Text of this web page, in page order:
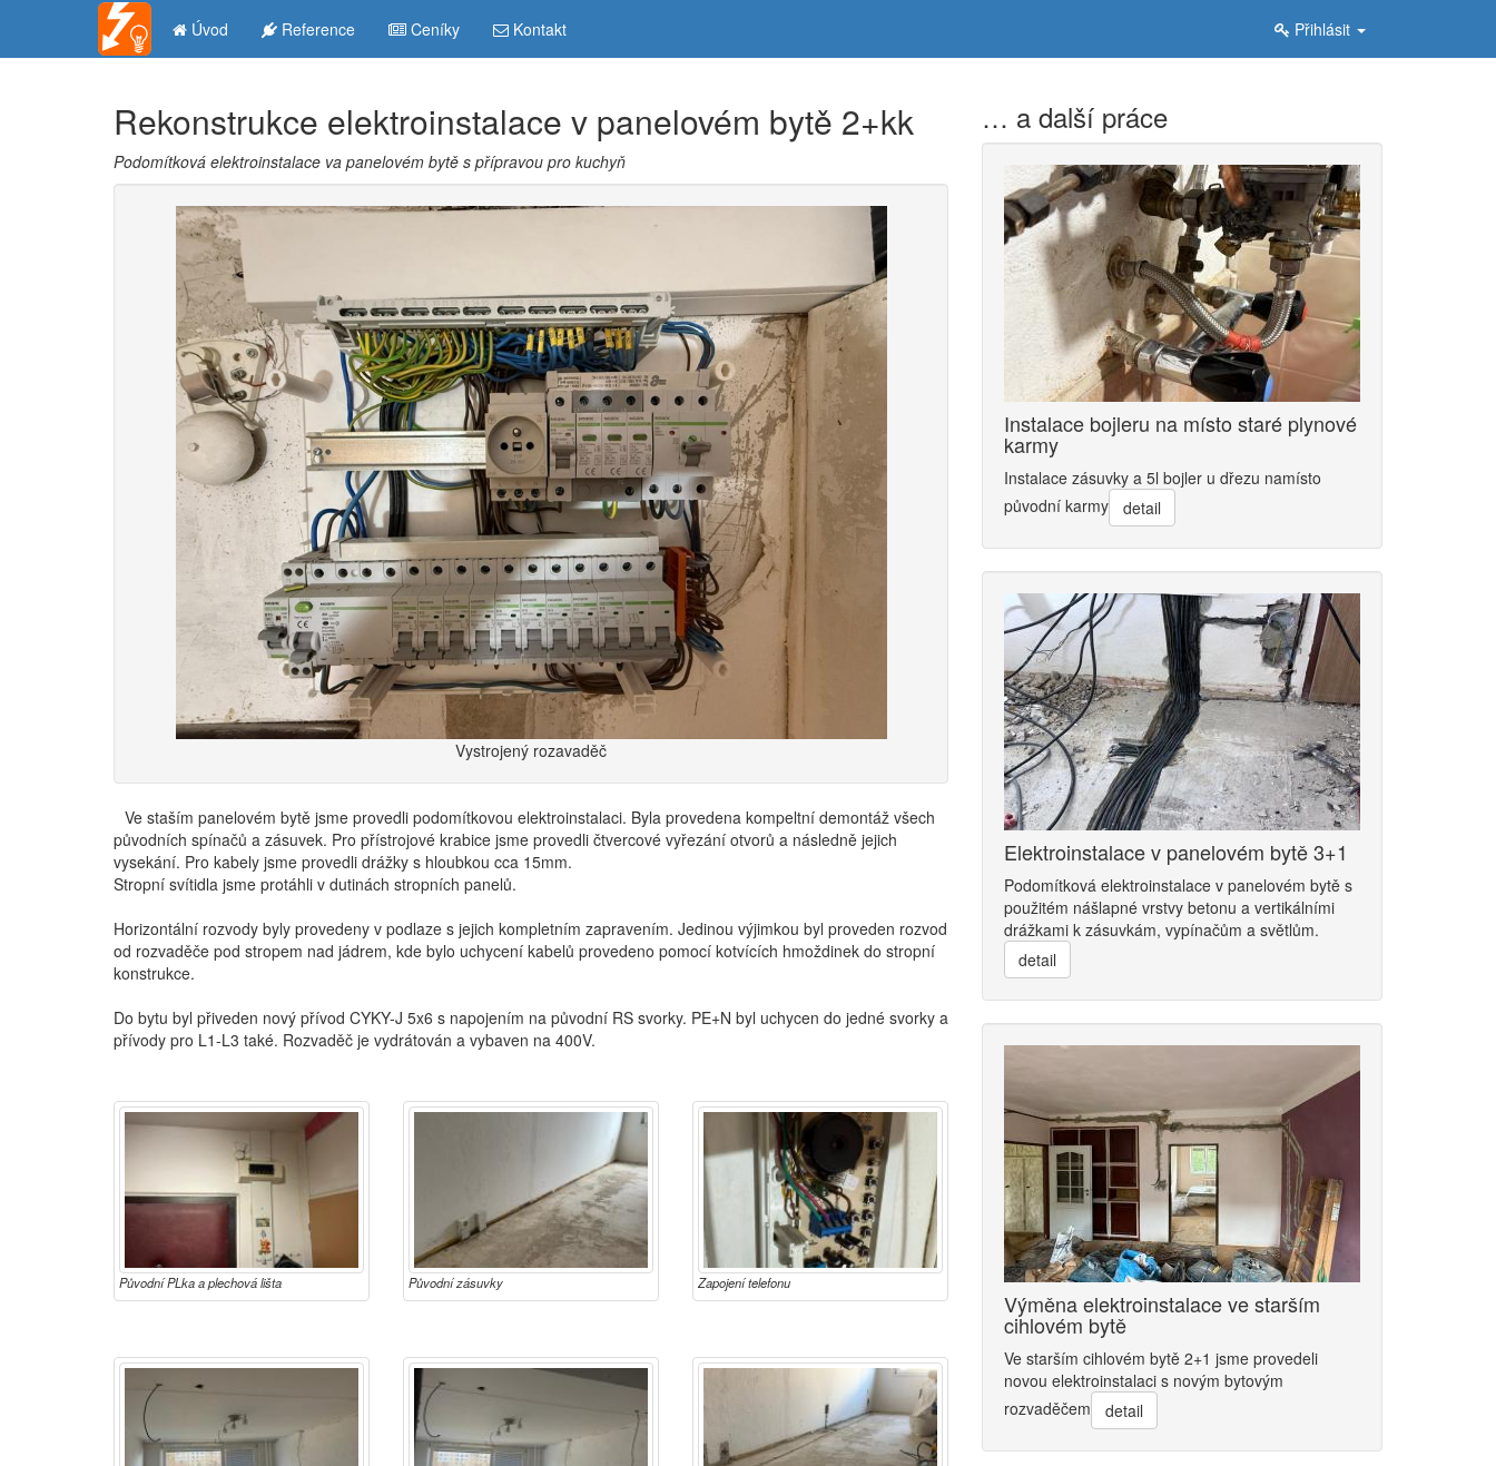
Úvod Reference Ceníky Kontakt Přihlásit
Rekonstrukce elektroinstalace v panelovém bytě 2+kk
Podomítková elektroinstalace va panelovém bytě s přípravou pro kuchyň
Vystrojený rozavaděč
Ve staším panelovém bytě jsme provedli podomítkovou elektroinstalaci. Byla provedena kompeltní demontáž všech
původních spínačů a zásuvek. Pro přístrojové krabice jsme provedli čtvercové vyřezání otvorů a následně jejich
vysekání. Pro kabely jsme provedli drážky s hloubkou cca 15mm.
Stropní svítidla jsme protáhli v dutinách stropních panelů.
Horizontální rozvody byly provedeny v podlaze s jejich kompletním zapravením. Jedinou výjimkou byl proveden rozvod
od rozvaděče pod stropem nad jádrem, kde bylo uchycení kabelů provedeno pomocí kotvících hmoždinek do stropní
konstrukce.
Do bytu byl přiveden nový přívod CYKY-J 5x6 s napojením na původní RS svorky. PE+N byl uchycen do jedné svorky a
přívody pro L1-L3 také. Rozvaděč je vydrátován a vybaven na 400V.
Původní PLka a plechová lišta Původní zásuvky Zapojení telefonu
… a další práce
Instalace bojleru na místo staré plynové
karmy
Instalace zásuvky a 5l bojler u dřezu namísto
původní karmy
detail
Elektroinstalace v panelovém bytě 3+1
Podomítková elektroinstalace v panelovém bytě s
použitém nášlapné vrstvy betonu a vertikálními
drážkami k zásuvkám, vypínačům a světlům.
detail
Výměna elektroinstalace ve starším
cihlovém bytě
Ve starším cihlovém bytě 2+1 jsme provedeli
novou elektroinstalaci s novým bytovým
rozvaděčem
detail